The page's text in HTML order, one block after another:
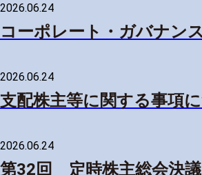
2026.06.24
コーポレート・ガバナン
2026.06.24
支配株主等に関する事項
2026.06.24
第32回 定時株主総会決